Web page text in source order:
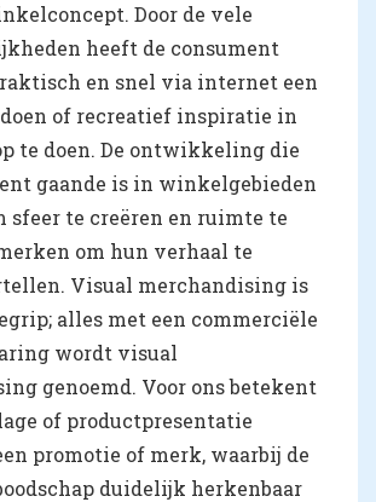
Door de vele
heeft de consument
en snel via internet een
of recreatief inspiratie in
te doen. De ontwikkeling die
gaande is in winkelgebieden
sfeer te creëren en ruimte te
om hun verhaal te
Visual merchandising is
alles met een commerciële
wordt visual
genoemd. Voor ons betekent
of productpresentatie
promotie of merk, waarbij de
duidelijk herkenbaar